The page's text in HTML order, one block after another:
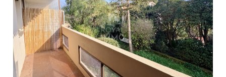
Voir le bien